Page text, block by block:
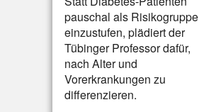
pauschal als Risikogruppe
einzustufen, plädiert der
Tübinger Professor dafür,
nach Alter und
Vorerkrankungen zu
differenzieren.